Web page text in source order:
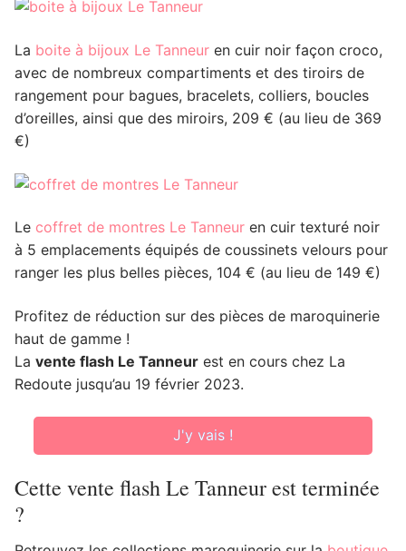
La boite à bijoux Le Tanneur en cuir noir façon croco,
avec de nombreux compartiments et des tiroirs de
rangement pour bagues, bracelets, colliers, boucles
d’oreilles, ainsi que des miroirs, 209 € (au lieu de 369
€)
Le coffret de montres Le Tanneur en cuir texturé noir
à 5 emplacements équipés de coussinets velours pour
ranger les plus belles pièces, 104 € (au lieu de 149 €)
Profitez de réduction sur des pièces de maroquinerie
haut de gamme !
La vente flash Le Tanneur est en cours chez La
Redoute jusqu’au 19 février 2023.
J'y vais !
Cette vente flash Le Tanneur est terminée
?